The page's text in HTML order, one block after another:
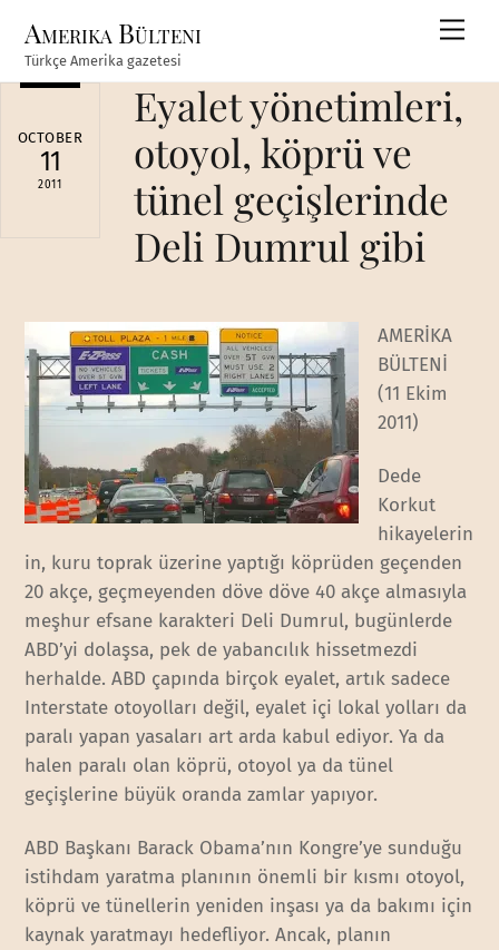
content
Amerika Bülteni
Türkçe Amerika gazetesi
OCTOBER
11
2011
Eyalet yönetimleri,
otoyol, köprü ve
tünel geçişlerinde
Deli Dumrul gibi
AMERİKA
BÜLTENİ
(11 Ekim
2011)
Dede
Korkut
hikayelerin
in, kuru toprak üzerine yaptığı köprüden geçenden
20 akçe, geçmeyenden döve döve 40 akçe almasıyla
meşhur efsane karakteri Deli Dumrul, bugünlerde
ABD’yi dolaşsa, pek de yabancılık hissetmezdi
herhalde. ABD çapında birçok eyalet, artık sadece
Interstate otoyolları değil, eyalet içi lokal yolları da
paralı yapan yasaları art arda kabul ediyor. Ya da
halen paralı olan köprü, otoyol ya da tünel
geçişlerine büyük oranda zamlar yapıyor.
ABD Başkanı Barack Obama’nın Kongre’ye sunduğu
istihdam yaratma planının önemli bir kısmı otoyol,
köprü ve tünellerin yeniden inşası ya da bakımı için
kaynak yaratmayı hedefliyor. Ancak, planın